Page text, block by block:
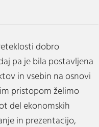
dobro
pa je bila postavljena
in vsebin na osnovi
pristopom želimo
del ekonomskih
in prezentacijo,